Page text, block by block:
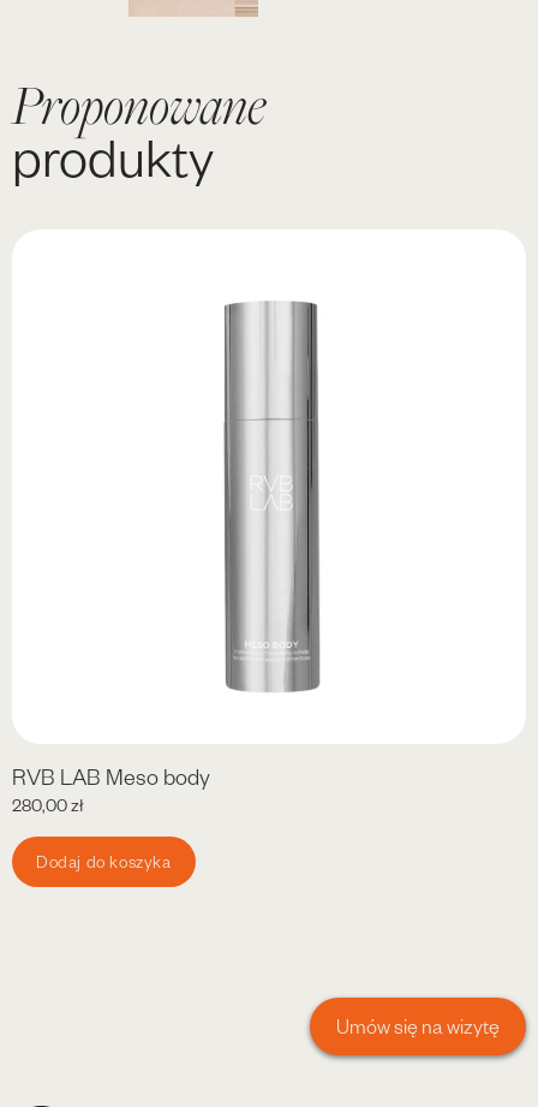
Proponowane
produkty
RVB LAB Meso body
280,00zł
Dodaj do koszyka
Umów się na wizytę